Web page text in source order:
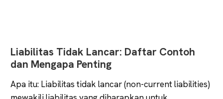
Liabilitas Tidak Lancar: Daftar Contoh
dan Mengapa Penting
Apa itu: Liabilitas tidak lancar (non-current liabilities)